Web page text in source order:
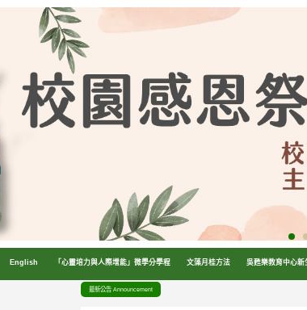
English 「心靈培力與人際增能」微學分學程 文藻月桂方法 吳甦樂教育中心新
最新公告 Announcement